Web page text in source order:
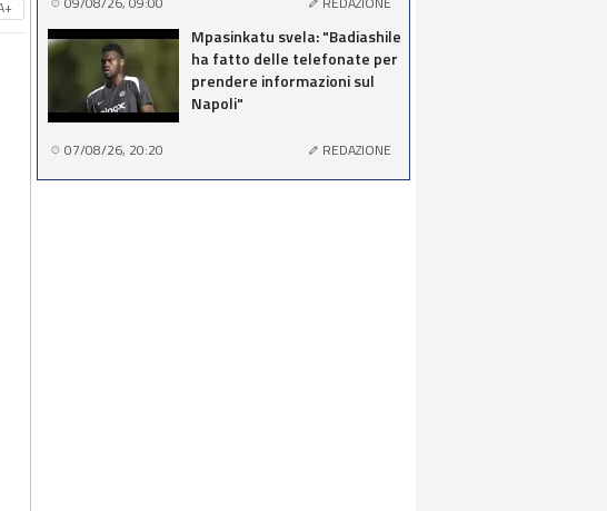
Mpasinkatu svela: "Badiashile
ha fatto delle telefonate per
prendere informazioni sul
Napoli"
07/08/26, 20:20 REDAZIONE